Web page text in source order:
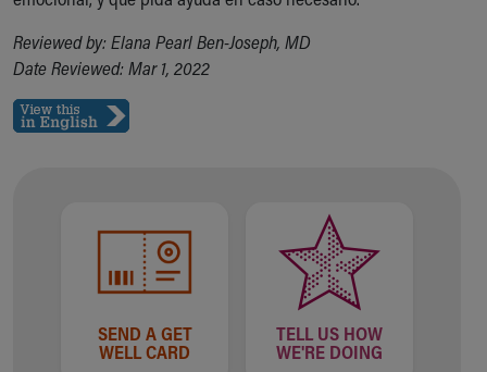
Reviewed by: Elana Pearl Ben-Joseph, MD
Date Reviewed: Mar 1, 2022
SEND A GET
WELL CARD
TELL US HOW
WE'RE DOING